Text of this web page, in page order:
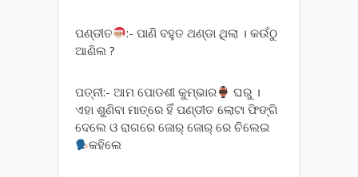
ପଣ୍ଡୀତ
:- ପାଣି ବହୁତ ଥଣ୍ଡା ଥିଲା । କଉଁଠୁ
ଆଣିଲ ?
ପତ୍ନୀ:- ଆମ ପୋଡଶୀ କୁମ୍ଭାର
ଘରୁ ।
ଏହା ଶୁଣିବା ମାତ୍ରେ ହିଁ ପଣ୍ଡୀତ ଲୋଟା ଫିଙ୍ଗି
ଦେଲେ ଓ ରାଗରେ ଜୋର୍ ଜୋର୍ ରେ ଚିଲେଇ
କହିଲେ